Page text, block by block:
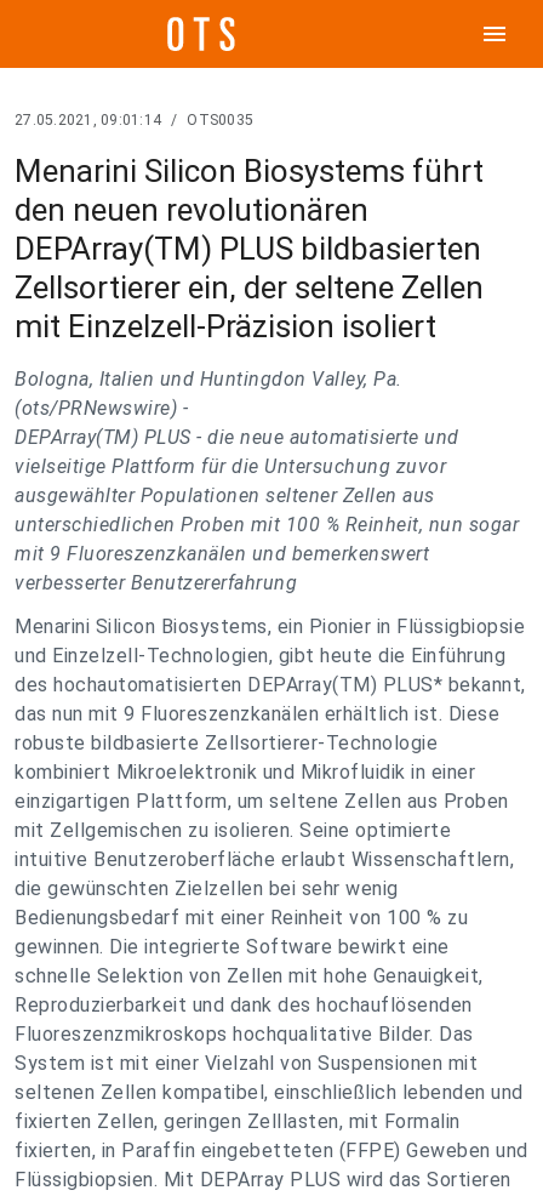
menu
27.05.2021, 09:01:14 / OTS0035
Menarini Silicon Biosystems führt
den neuen revolutionären
DEPArray(TM) PLUS bildbasierten
Zellsortierer ein, der seltene Zellen
mit Einzelzell-Präzision isoliert
Bologna, Italien und Huntingdon Valley, Pa.
(ots/PRNewswire) -
DEPArray(TM) PLUS - die neue automatisierte und
vielseitige Plattform für die Untersuchung zuvor
ausgewählter Populationen seltener Zellen aus
unterschiedlichen Proben mit 100 % Reinheit, nun sogar
mit 9 Fluoreszenzkanälen und bemerkenswert
verbesserter Benutzererfahrung
Menarini Silicon Biosystems, ein Pionier in Flüssigbiopsie
und Einzelzell-Technologien, gibt heute die Einführung
des hochautomatisierten DEPArray(TM) PLUS* bekannt,
das nun mit 9 Fluoreszenzkanälen erhältlich ist. Diese
robuste bildbasierte Zellsortierer-Technologie
kombiniert Mikroelektronik und Mikrofluidik in einer
einzigartigen Plattform, um seltene Zellen aus Proben
mit Zellgemischen zu isolieren. Seine optimierte
intuitive Benutzeroberfläche erlaubt Wissenschaftlern,
die gewünschten Zielzellen bei sehr wenig
Bedienungsbedarf mit einer Reinheit von 100 % zu
gewinnen. Die integrierte Software bewirkt eine
schnelle Selektion von Zellen mit hohe Genauigkeit,
Reproduzierbarkeit und dank des hochauflösenden
Fluoreszenzmikroskops hochqualitative Bilder. Das
System ist mit einer Vielzahl von Suspensionen mit
seltenen Zellen kompatibel, einschließlich lebenden und
fixierten Zellen, geringen Zelllasten, mit Formalin
fixierten, in Paraffin eingebetteten (FFPE) Geweben und
Flüssigbiopsien. Mit DEPArray PLUS wird das Sortieren